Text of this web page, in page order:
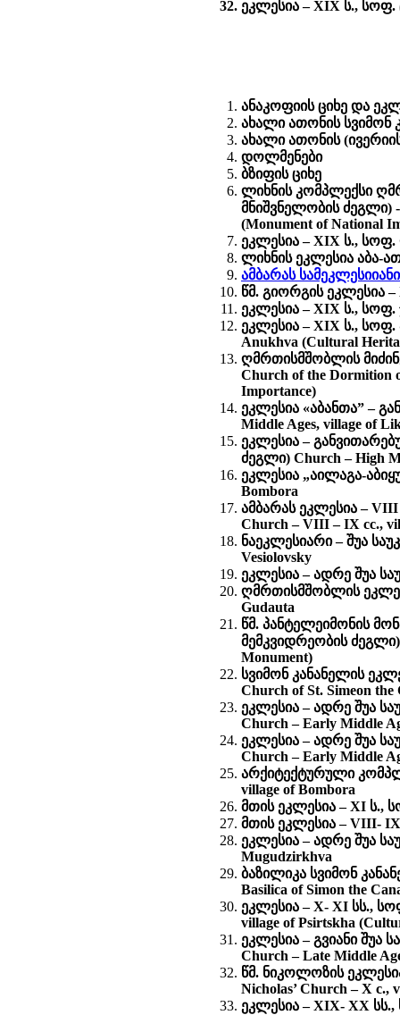
ეკლესია – XIX ს., სოფ.
ანაკოფიის ციხე და
ახალი ათონის სვიმონ
ახალი ათონის
დოლმენები
ბზიფის ციხე
ლიხნის კომპლექსი
მნიშვნელობის ძეგლი) -
(Monument of National
ეკლესია – XIX ს., სოფ.
ლიხნის ეკლესია აბა-
ამბარას
წმ. გიორგის ეკლესია –
ეკლესია – XIX ს., სოფ.
ეკლესია – XIX ს., სოფ.
Anukhva (Cultural
ღმრთისმშობლის
Church of the Dormition
Importance)
ეკლესია «აბანთა” –
Middle Ages, village of
ეკლესია –
ძეგლი) Church – High
ეკლესია „აილაგა-
Bombora
ამბარას ეკლესია –
Church – VIII – IX cc.,
ნაეკლესიარი – შუა
Vesiolovsky
ეკლესია – ადრე შუა
ღმრთისმშობლის
Gudauta
წმ. პანტელეიმონის
მემკვიდრეობის ძეგლი)
Monument)
სვიმონ კანანელის
Church of St. Simeon
ეკლესია – ადრე შუა
Church – Early Middle
ეკლესია – ადრე შუა
Church – Early Middle
არქიტექტურული
village of Bombora
მთის ეკლესია – XI ს.,
მთის ეკლესია – VIII-
ეკლესია – ადრე შუა
Mugudzirkhva
ბაზილიკა სვიმონ
Basilica of Simon the
ეკლესია – X- XI სს.,
village of Psirtskha
ეკლესია – გვიანი შუა
Church – Late Middle
წმ. ნიკოლოზის
Nicholas’ Church – X
ეკლესია – XIX- XX სს.,